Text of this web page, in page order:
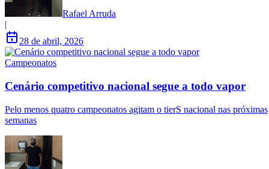
Rafael Arruda
|
28 de abril, 2026
Campeonatos
Cenário competitivo nacional segue a todo vapor
Pelo menos quatro campeonatos agitam o tierS nacional nas próximas
semanas